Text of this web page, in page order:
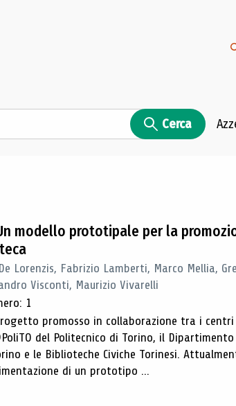
Cerca
modello prototipale per la
Lorenzis, Fabrizio Lamberti, Marco Mellia,
Visconti, Maurizio Vivarelli
1
promosso in collaborazione tra i centri
del Politecnico di Torino, il
e le Biblioteche Civiche Torinesi.
di un prototipo ...